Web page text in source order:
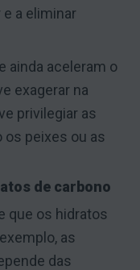
a eliminar
ainda aceleram o
exagerar na
privilegiar as
peixes ou as
de carbono
que os hidratos
as
das